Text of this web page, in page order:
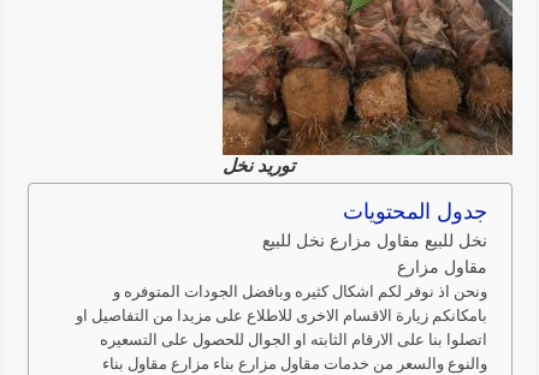
توريد نخل
جدول المحتويات
نخل للبيع مقاول مزارع نخل للبيع
مقاول مزارع
ونحن اذ نوفر لكم اشكال كثيره وبافضل الجودات المتوفره و
بامكانكم زيارة الاقسام الاخرى للاطلاع على مزيدا من التفاصيل او
اتصلوا بنا على الارقام الثابته او الجوال للحصول على التسعيره
والنوع والسعر من خدمات مقاول مزارع بناء مزارع مقاول بناء